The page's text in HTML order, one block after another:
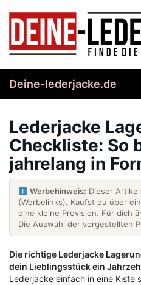
content
Deine-lederjacke.de
Lederjacke
Checkliste: So
jahrelang in
Werbehinweis: Dieser
(Werbelinks). Kaufst du über
eine kleine Provision. Für dich
Die Auswahl der vorgestellten
Die richtige Lederjacke
dein Lieblingsstück ein
Lederjacke einfach in eine Kiste